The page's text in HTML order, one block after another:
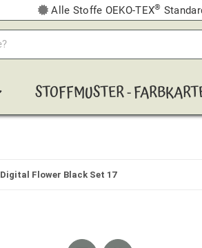
Alle Stoffe OEKO-TEX®
STOFFMUSTER -
Digital Flower Black Set 17